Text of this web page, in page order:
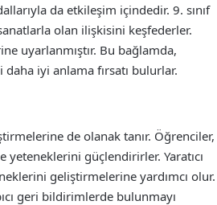
da etkileşim içindedir. 9. sınıf
olan ilişkisini keşfederler.
uyarlanmıştır. Bu bağlamda,
iyi anlama fırsatı bulurlar.
de olanak tanır. Öğrenciler,
güçlendirirler. Yaratıcı
geliştirmelerine yardımcı olur.
geri bildirimlerde bulunmayı